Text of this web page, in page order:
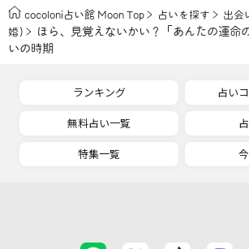
cocoloni占い館 Moon Top 占いを探す 出会
婚)
ほら、見覚えないかい？「あんたの運命
いの時期
ランキング
占い
無料占い一覧
特集一覧